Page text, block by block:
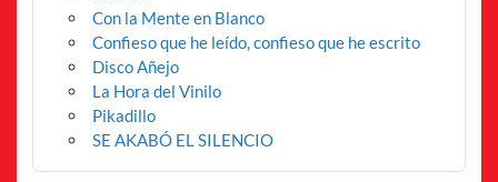
Con la Mente en Blanco
Confieso que he leído, confieso que he escrito
Disco Añejo
La Hora del Vinilo
Pikadillo
SE AKABÓ EL SILENCIO